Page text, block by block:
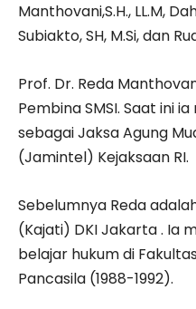
Manthovani,S.H., LL.M,
Subiakto, SH, M.Si, dan
Prof. Dr. Reda
Pembina SMSI. Saat ini
sebagai Jaksa Agung
(Jamintel) Kejaksaan RI.
Sebelumnya Reda
(Kajati) DKI Jakarta . Ia
belajar hukum di
Pancasila (1988-1992).